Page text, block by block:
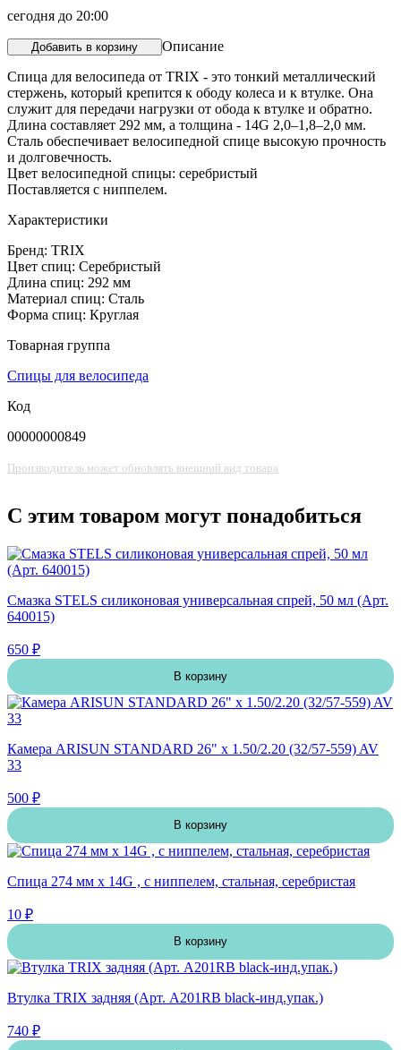
сегодня до 20:00
Добавить в корзину
Описание
Спица для велосипеда от TRIX - это тонкий металлический
стержень, который крепится к ободу колеса и к втулке. Она
служит для передачи нагрузки от обода к втулке и обратно.
Длина составляет 292 мм, а толщина - 14G 2,0–1,8–2,0 мм.
Сталь обеспечивает велосипедной спице высокую прочность
и долговечность.
Цвет велосипедной спицы: серебристый
Поставляется с ниппелем.
Характеристики
Бренд: TRIX
Цвет спиц: Серебристый
Длина спиц: 292 мм
Материал спиц: Сталь
Форма спиц: Круглая
Товарная группа
Спицы для велосипеда
Код
00000000849
Производитель может обновлять внешний вид товара
С этим товаром могут понадобиться
Смазка STELS силиконовая универсальная спрей, 50 мл (Арт.
640015)
650 ₽
В корзину
Камера ARISUN STANDARD 26" x 1.50/2.20 (32/57-559) AV
33
500 ₽
В корзину
Спица 274 мм x 14G , с ниппелем, стальная, серебристая
10 ₽
В корзину
Втулка TRIX задняя (Арт. A201RB black-инд.упак.)
740 ₽